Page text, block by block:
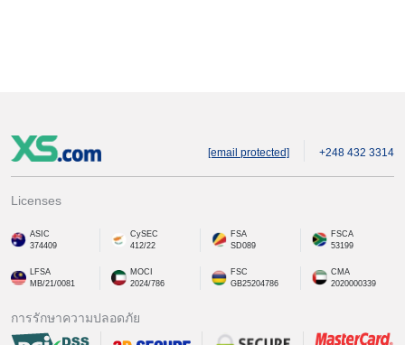
[email protected] +248 432 3314
Licenses
ASIC
374409
CySEC
412/22
FSA
SD089
FSCA
53199
LFSA
MB/21/0081
MOCI
2024/786
FSC
GB25204786
CMA
2020000339
การรักษาความปลอดภัย